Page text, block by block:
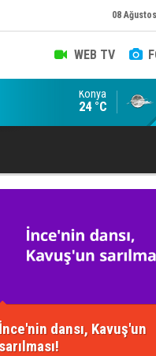
08
WEB TV
ve bir devrim
Konya
24 °C
İnce'nin dansı, Kavuş'un
sarılması!